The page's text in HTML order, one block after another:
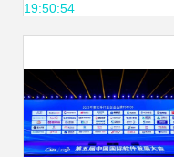
19:50:54